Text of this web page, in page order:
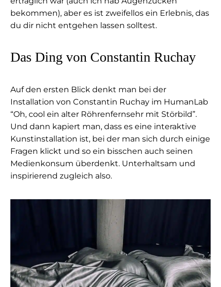
bekommen), aber es ist zweifellos ein Erlebnis, das
du dir nicht entgehen lassen solltest.
Das Ding von Constantin Ruchay
Auf den ersten Blick denkt man bei der
Installation von Constantin Ruchay im HumanLab
“Oh, cool ein alter Röhrenfernsehr mit Störbild”.
Und dann kapiert man, dass es eine interaktive
Kunstinstallation ist, bei der man sich durch einige
Fragen klickt und so ein bisschen auch seinen
Medienkonsum überdenkt. Unterhaltsam und
inspirierend zugleich also.